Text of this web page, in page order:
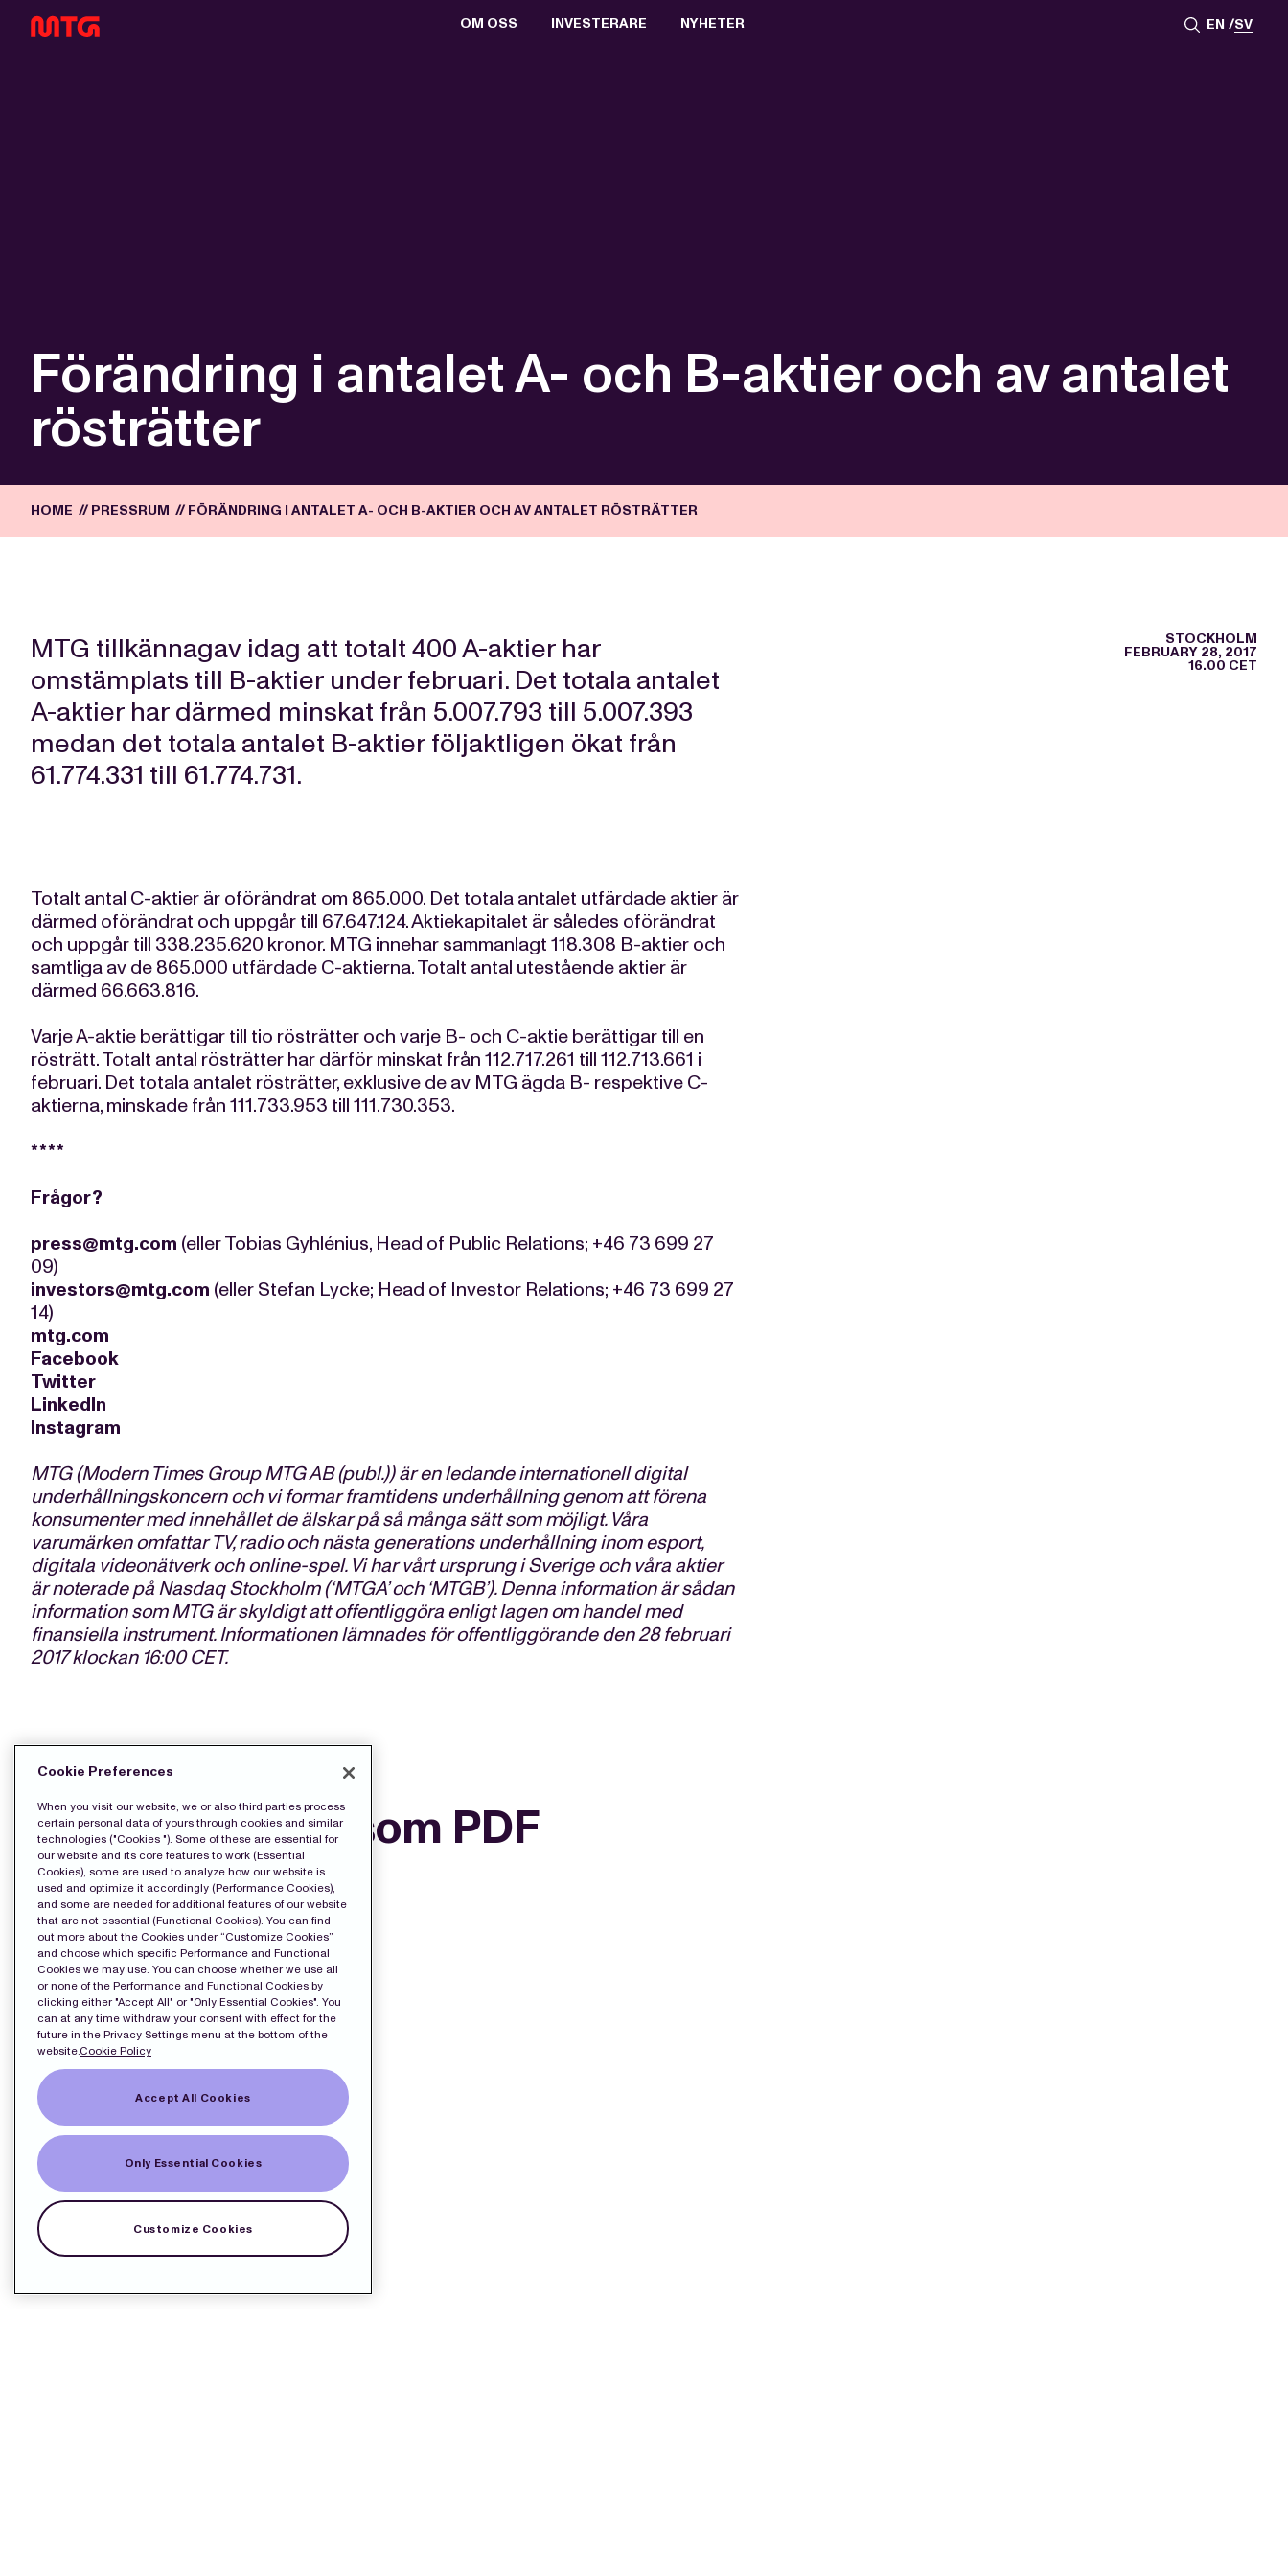
OM OSS
INVESTERARE
NYHETER
EN SV
Förändring i antalet A- och B-aktier och av antalet
rösträtter
HOME // PRESSRUM // FÖRÄNDRING I ANTALET A- OCH B-AKTIER OCH AV ANTALET RÖSTRÄTTER
STOCKHOLM
FEBRUARY 28, 2017
16.00 CET
MTG tillkännagav idag att totalt 400 A-aktier har
omstämplats till B-aktier under februari. Det totala antalet
A-aktier har därmed minskat från 5.007.793 till 5.007.393
medan det totala antalet B-aktier följaktligen ökat från
61.774.331 till 61.774.731.
Totalt antal C-aktier är oförändrat om 865.000. Det totala antalet utfärdade aktier är
därmed oförändrat och uppgår till 67.647.124. Aktiekapitalet är således oförändrat
och uppgår till 338.235.620 kronor. MTG innehar sammanlagt 118.308 B-aktier och
samtliga av de 865.000 utfärdade C-aktierna. Totalt antal utestående aktier är
därmed 66.663.816.
Varje A-aktie berättigar till tio rösträtter och varje B- och C-aktie berättigar till en
rösträtt. Totalt antal rösträtter har därför minskat från 112.717.261 till 112.713.661 i
februari. Det totala antalet rösträtter, exklusive de av MTG ägda B- respektive C-
aktierna, minskade från 111.733.953 till 111.730.353.
****
Frågor?
press@mtg.com (eller Tobias Gyhlénius, Head of Public Relations; +46 73 699 27
09)
investors@mtg.com (eller Stefan Lycke; Head of Investor Relations; +46 73 699 27
14)
mtg.com
Facebook
Twitter
LinkedIn
Instagram
MTG (Modern Times Group MTG AB (publ.)) är en ledande internationell digital
underhållningskoncern och vi formar framtidens underhållning genom att förena
konsumenter med innehållet de älskar på så många sätt som möjligt. Våra
varumärken omfattar TV, radio och nästa generations underhållning inom esport,
digitala videonätverk och online-spel. Vi har vårt ursprung i Sverige och våra aktier
är noterade på Nasdaq Stockholm (‘MTGA’ och ‘MTGB’). Denna information är sådan
information som MTG är skyldigt att offentliggöra enligt lagen om handel med
finansiella instrument. Informationen lämnades för offentliggörande den 28 februari
2017 klockan 16:00 CET.
LADDA NED PRESS FILERNA:
Pressrelease som PDF
Cookie Preferences
When you visit our website, we or also third parties process
certain personal data of yours through cookies and similar
technologies ("Cookies "). Some of these are essential for
our website and its core features to work (Essential
Cookies), some are used to analyze how our website is
used and optimize it accordingly (Performance Cookies),
and some are needed for additional features of our website
that are not essential (Functional Cookies). You can find
out more about the Cookies under “Customize Cookies”
and choose which specific Performance and Functional
Cookies we may use. You can choose whether we use all
or none of the Performance and Functional Cookies by
clicking either "Accept All" or "Only Essential Cookies". You
can at any time withdraw your consent with effect for the
future in the Privacy Settings menu at the bottom of the
website.Cookie Policy
Accept All Cookies
Only Essential Cookies
Customize Cookies